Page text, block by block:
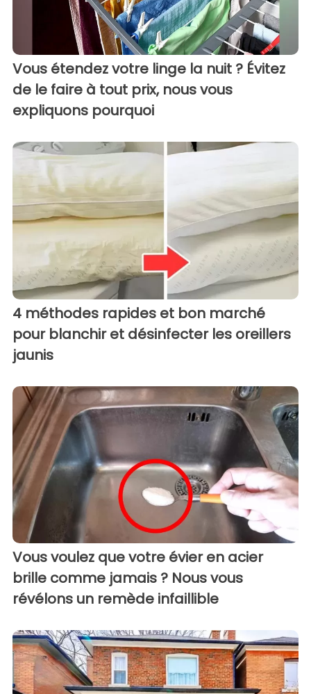
Vous étendez votre linge la nuit ? Évitez
de le faire à tout prix, nous vous
expliquons pourquoi
4 méthodes rapides et bon marché
pour blanchir et désinfecter les oreillers
jaunis
Vous voulez que votre évier en acier
brille comme jamais ? Nous vous
révélons un remède infaillible